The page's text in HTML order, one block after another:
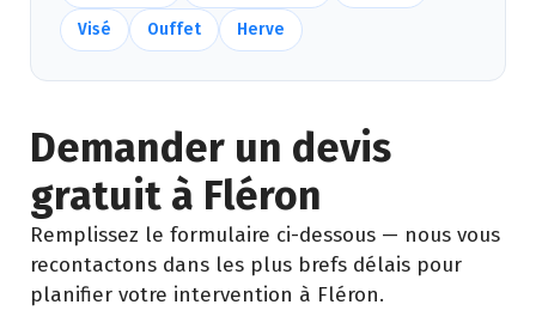
Visé Ouffet Herve
Demander un devis
gratuit à Fléron
Remplissez le formulaire ci-dessous — nous vous
recontactons dans les plus brefs délais pour
planifier votre intervention à Fléron.